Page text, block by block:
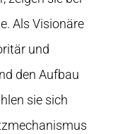
Als Visionäre
und
den Aufbau
sie sich